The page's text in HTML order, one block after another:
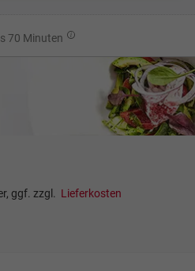
70 Minuten
ggf. zzgl. Lieferkosten